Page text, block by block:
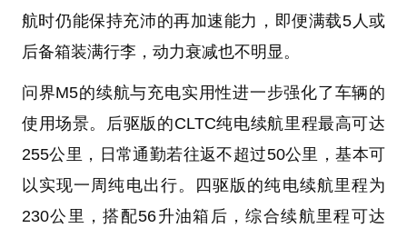
航时仍能保持充沛的再加速能力，即便满载5人或
后备箱装满行李，动力衰减也不明显。
问界M5的续航与充电实用性进一步强化了车辆的
使用场景。后驱版的CLTC纯电续航里程最高可达
255公里，日常通勤若往返不超过50公里，基本可
以实现一周纯电出行。四驱版的纯电续航里程为
230公里，搭配56升油箱后，综合续航里程可达